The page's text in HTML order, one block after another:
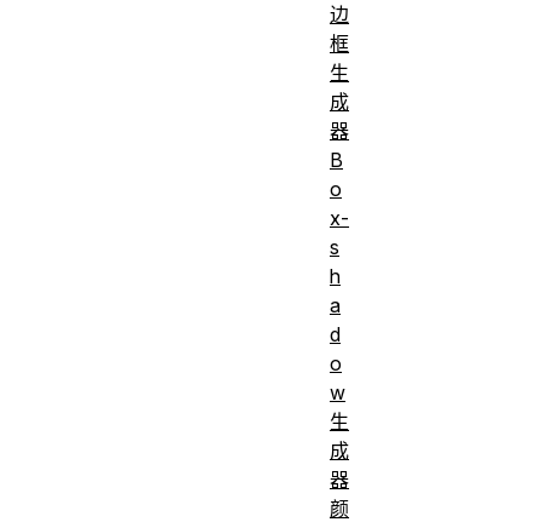
边
框
生
成
器
B
o
x-
s
h
a
d
o
w
生
成
器
颜